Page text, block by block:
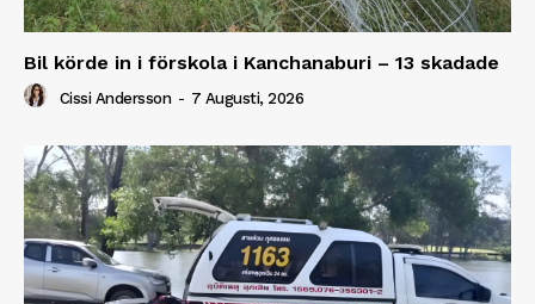
Bil körde in i förskola i Kanchanaburi – 13 skadade
Cissi Andersson - 7 Augusti, 2026